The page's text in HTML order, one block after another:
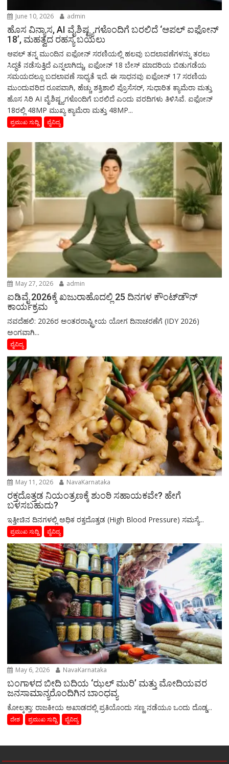
June 10, 2026 admin
ಹೊಸ ವಿನ್ಯಾಸ, AI ವೈಶಿಷ್ಟ್ಯಗಳೊಂದಿಗೆ ಬರಲಿದೆ ‘ಆಪಲ್ ಐಫೋನ್
18’, ಮಹತ್ವದ ರಹಸ್ಯ ಬಯಲು
ಆಪಲ್ ತನ್ನ ಮುಂದಿನ ಐಫೋನ್ ಸರಣಿಯಲ್ಲಿ ಹಲವು ಬದಲಾವಣೆಗಳನ್ನು ತರಲು
ಸಿದ್ಧತೆ ನಡೆಸುತ್ತಿದೆ ಎನ್ನಲಾಗಿದ್ದು, ಐಫೋನ್ 18 ಬೇಸ್ ಮಾದರಿಯ ಬಿಡುಗಡೆಯ
ಸಮಯದಲ್ಲೂ ಬದಲಾವಣೆ ಸಾಧ್ಯತೆ ಇದೆ. ಈ ಸಾಧನವು ಐಫೋನ್ 17 ಸರಣಿಯ
ಮುಂದುವರಿದ ರೂಪವಾಗಿ, ಹೆಚ್ಚು ಶಕ್ತಿಶಾಲಿ ಪ್ರೊಸೆಸರ್, ಸುಧಾರಿತ ಕ್ಯಾಮೆರಾ ಮತ್ತು
ಹೊಸ ಸಿರಿ AI ವೈಶಿಷ್ಟ್ಯಗಳೊಂದಿಗೆ ಬರಲಿದೆ ಎಂದು ವರದಿಗಳು ತಿಳಿಸಿವೆ. ಐಫೋನ್
18ರಲ್ಲಿ 48MP ಮುಖ್ಯ ಕ್ಯಾಮೆರಾ ಮತ್ತು 48MP...
ಪ್ರಮುಖ ಸುದ್ದಿ ವೈವಿದ್ಯ
May 27, 2026 admin
ಐಡಿವೈ 2026ಕ್ಕೆ ಖಜುರಾಹೊದಲ್ಲಿ 25 ದಿನಗಳ ಕೌಂಟ್‌ಡೌನ್
ಕಾರ್ಯಕ್ರಮ
ನವದೆಹಲಿ: 2026ರ ಅಂತರರಾಷ್ಟ್ರೀಯ ಯೋಗ ದಿನಾಚರಣೆಗೆ (IDY 2026)
ಅಂಗವಾಗಿ...
ವೈವಿದ್ಯ
May 11, 2026 NavaKarnataka
ರಕ್ತದೊತ್ತಡ ನಿಯಂತ್ರಣಕ್ಕೆ ಶುಂಠಿ ಸಹಾಯಕವೇ? ಹೇಗೆ
ಬಳಸಬಹುದು?
ಇತ್ತೀಚಿನ ದಿನಗಳಲ್ಲಿ ಅಧಿಕ ರಕ್ತದೊತ್ತಡ (High Blood Pressure) ಸಮಸ್ಯೆ...
ಪ್ರಮುಖ ಸುದ್ದಿ ವೈವಿದ್ಯ
May 6, 2026 NavaKarnataka
ಬಂಗಾಳದ ಬೀದಿ ಬದಿಯ ‘ಝಲ್ ಮುರಿ’ ಮತ್ತು ಮೋದಿಯವರ
ಜನಸಾಮಾನ್ಯರೊಂದಿಗಿನ ಬಾಂಧವ್ಯ
​ಕೋಲ್ಕತ್ತಾ: ರಾಜಕೀಯ ಅಖಾಡದಲ್ಲಿ ಪ್ರತಿಯೊಂದು ಸಣ್ಣ ನಡೆಯೂ ಒಂದು ದೊಡ್ಡ...
ದೇಶ ಪ್ರಮುಖ ಸುದ್ದಿ ವೈವಿದ್ಯ